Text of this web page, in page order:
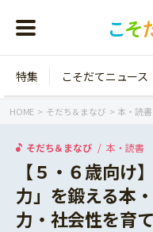
年齢から探す
特集 こそだてニュース
HOME そだち＆まなび 本・読書
そだち＆まなび 本・読書
【５・６歳向け
力」を鍛える本
力・社会性を育